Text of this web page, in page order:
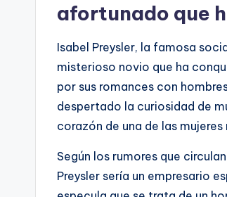
afortunado que
Isabel Preysler, la famosa
misterioso novio que ha
por sus romances con
despertado la curiosidad de
corazón de una de las
Según los rumores que
Preysler sería un empresario